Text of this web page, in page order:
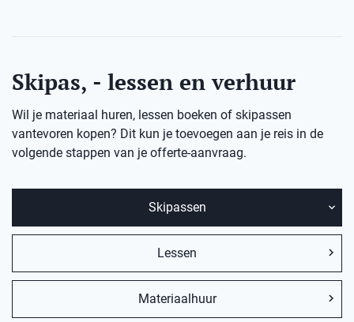
Skipas, - lessen en verhuur
Wil je materiaal huren, lessen boeken of skipassen
vantevoren kopen? Dit kun je toevoegen aan je reis in de
volgende stappen van je offerte-aanvraag.
Skipassen
Lessen
Materiaalhuur